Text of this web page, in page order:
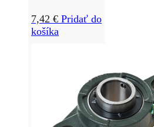
7,42 € Pridať do
košíka